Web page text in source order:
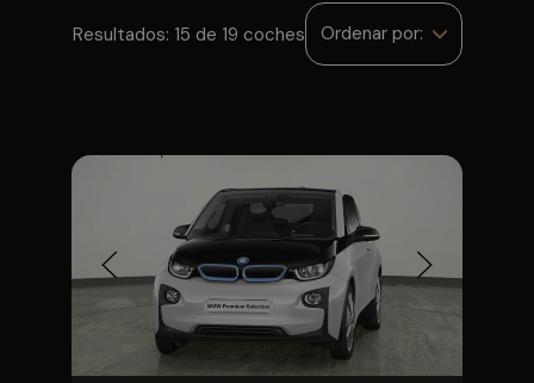
Resultados: 15 de 19 coches Ordenar por: